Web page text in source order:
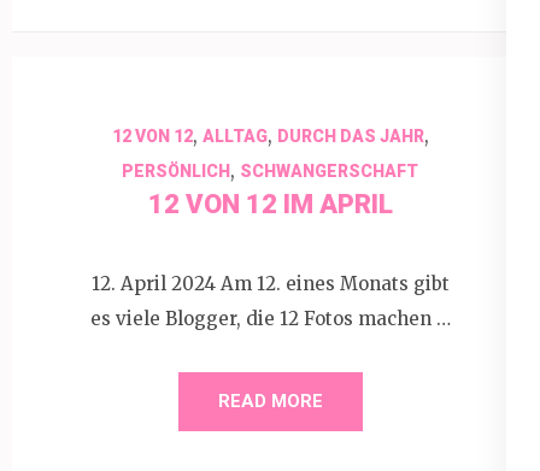
12 VON 12, ALLTAG, DURCH DAS JAHR,
PERSÖNLICH , SCHWANGERSCHAFT
12 VON 12 IM APRIL
12. April 2024 Am 12. eines Monats gibt
es viele Blogger, die 12 Fotos machen …
READ MORE